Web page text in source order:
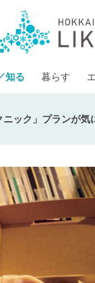
知る 暮らす
ック」プランが気